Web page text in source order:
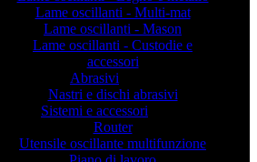
Lame oscillanti - Multi-mat
Lame oscillanti - Mason
Lame oscillanti - Custodie e
accessori
Abrasivi
Nastri e dischi abrasivi
Sistemi e accessori
Router
Utensile oscillante multifunzione